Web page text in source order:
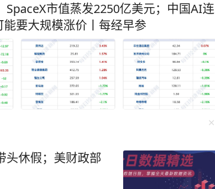
市值蒸发2250亿美元；中国AI连
能要大规模涨价丨每经早参
头休假；美财政部